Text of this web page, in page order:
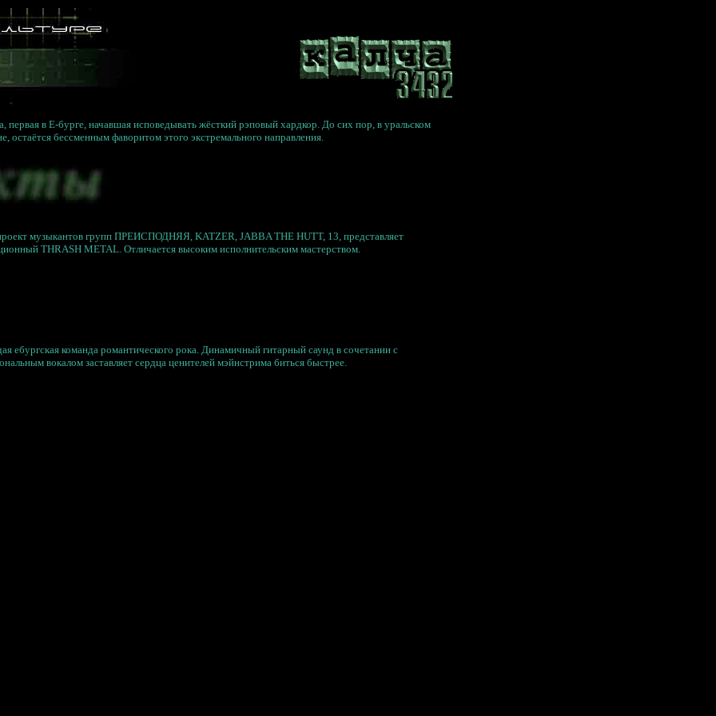
первая в Е-бурге, начавшая исповедывать жёсткий рэповый хардкор. До сих пор, в уральском
остаётся бессменным фаворитом этого экстремального направления.
музыкантов групп ПРЕИСПОДНЯЯ, KATZER, JABBA THE HUTT, 13, представляет
THRASH METAL. Отличается высоким исполнительским мастерством.
ебургская команда романтического рока. Динамичный гитарный саунд в сочетании с
вокалом заставляет сердца ценителей мэйнстрима биться быстрее.